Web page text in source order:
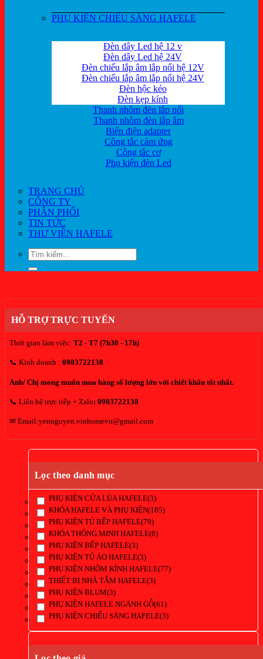
PHỤ KIỆN CHIẾU SÁNG HAFELE
Đèn dây Led hệ 12 v
Đèn dây Led hệ 24V
Đèn chiếu lắp âm lắp nổi hệ 12V
Đèn chiếu lắp âm lắp nổi hệ 24V
Đèn hộc kéo
Đèn kẹp kính
Thanh nhôm đèn lắp nổi
Thanh nhôm đèn lắp âm
Biến điện adapter
Công tắc cảm ứng
Công tắc cơ
Phụ kiện đèn Led
TRANG CHỦ
CÔNG TY
PHÂN PHỐI
TIN TỨC
THƯ VIỆN HAFELE
Tìm
kiếm:
HỖ TRỢ TRỰC TUYẾN
Thời gian làm việc: T2 - T7 (7h30 - 17h)
📞 Kinh doanh : 0903722138
Anh/ Chị mong muốn mua hàng số lượng lớn với chiết khấu tốt nhất.
📞 Liên hệ trực tiếp + Zalo: 0903722138
✉ Email:yennguyen.vinhomevn@gmail.com
Lọc theo danh mục
PHỤ KIỆN CỬA LÙA HAFELE(3)
KHÓA HAFELE VÀ PHỤ KIỆN(185)
PHỤ KIỆN TỦ BẾP HAFELE(79)
KHÓA THÔNG MINH HAFELE(8)
PHỤ KIỆN BẾP HAFELE(3)
PHỤ KIỆN TỦ ÁO HAFELE(3)
PHỤ KIỆN NHÔM KÍNH HAFELE(77)
THIẾT BỊ NHÀ TẮM HAFELE(3)
PHỤ KIỆN BLUM(3)
PHỤ KIỆN HAFELE NGÀNH GỖ(61)
PHỤ KIỆN CHIẾU SÁNG HAFELE(3)